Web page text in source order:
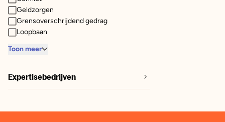
Geldzorgen
Grensoverschrijdend gedrag
Loopbaan
Toon meer
Expertisebedrijven
Skils